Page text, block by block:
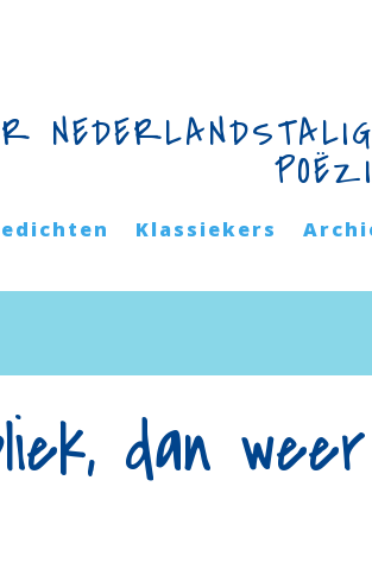
Klassiekers
dan